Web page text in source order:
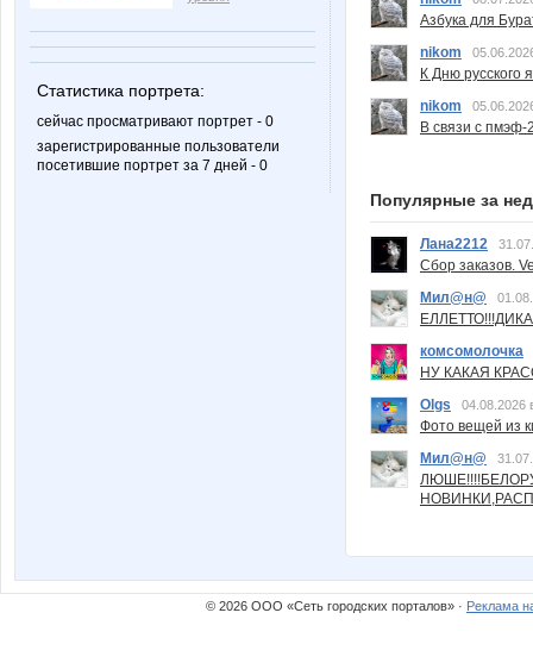
Статистика портрета:
сейчас просматривают портрет - 0
зарегистрированные пользователи
посетившие портрет за 7 дней - 0
Азбука для
nikom
К Дню русского
nikom
В связи с пмэф-
Популярные за
Лана2212
Сбор заказов.
Мил@н@
комсомолочка
НУ КАКАЯ
Olgs
04.08.2026
Фото вещей из
Мил@н@
© 2026 ООО «Сеть городских порталов» · Реклама